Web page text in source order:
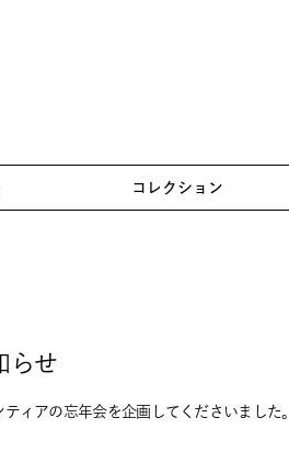
コレクション
らせ
ィアの忘年会を企画してくださいました。